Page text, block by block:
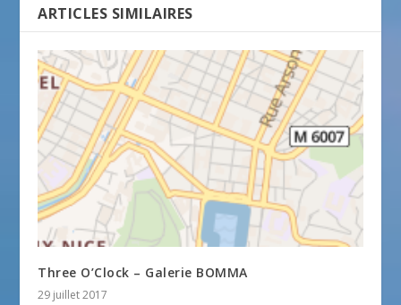
ARTICLES SIMILAIRES
Three O’Clock – Galerie BOMMA
29 juillet 2017